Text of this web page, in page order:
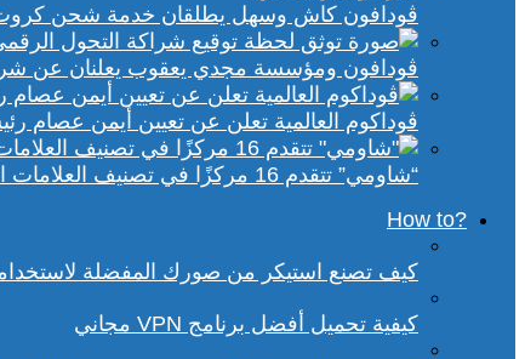
ڤودافون كاش وسهل يطلقان خدمة شحن كروت
ڤودافون ومؤسسة مجدي يعقوب يعلنان عن
ڤوداكوم العالمية تعلن عن تعيين أيمن عصام
“شاومي” تتقدم 16 مركزًا في تصنيف العلامات التجارية الأكثر تأثيرًا في إفريقيا لعام 2025
?How to
كيف تصنع استيكر من صورك المفضلة
كيفية تحميل أفضل برنامج VPN مجاني